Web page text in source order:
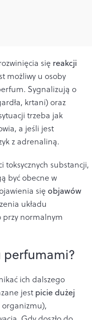
się reakcji
możliwy u osoby
Sygnalizują o
krtani) oraz
trzeba jak
a jeśli jest
z adrenaliną.
toksycznych substancji,
być obecne w
się objawów
układu
przy normalnym
perfumami?
ich dalszego
jest picie dużej
organizmu),